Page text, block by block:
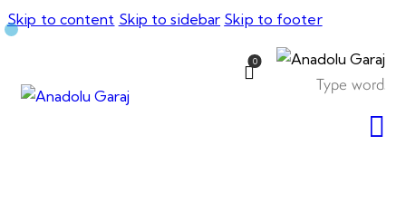
Skip to content Skip to sidebar Skip to footer
0